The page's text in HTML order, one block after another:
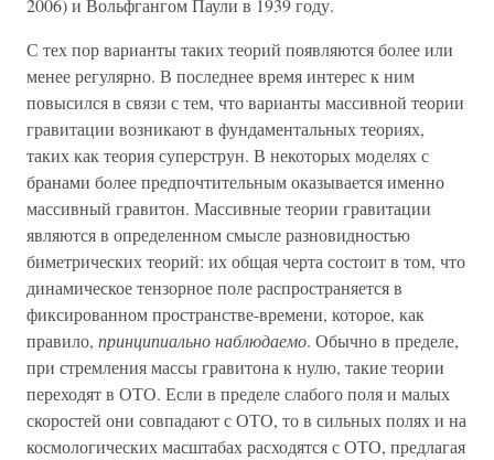
2006) и Вольфгангом Паули в 1939 году.
С тех пор варианты таких теорий появляются более или
менее регулярно. В последнее время интерес к ним
повысился в связи с тем, что варианты массивной теории
гравитации возникают в фундаментальных теориях,
таких как теория суперструн. В некоторых моделях с
бранами более предпочтительным оказывается именно
массивный гравитон. Массивные теории гравитации
являются в определенном смысле разновидностью
биметрических теорий: их общая черта состоит в том, что
динамическое тензорное поле распространяется в
фиксированном пространстве-времени, которое, как
правило, принципиально наблюдаемо. Обычно в пределе,
при стремления массы гравитона к нулю, такие теории
переходят в ОТО. Если в пределе слабого поля и малых
скоростей они совпадают с ОТО, то в сильных полях и на
космологических масштабах расходятся с ОТО, предлагая